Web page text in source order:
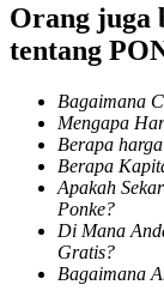
Penguncian
Investasi
Orang juga
tentang
Bagaimana
Mengapa
Berapa
Berapa
Apakah
Ponke?
Di Mana
Gratis?
Bagaimana